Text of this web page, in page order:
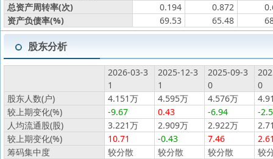
总资产周转率(次)
0.194 0.872
资产负债率(%)
69.53 65.48
股东分析
2026-03-3
1
2025-12-3
1
2025-09-3
0
0
股东人数(户)
4.151万 4.595万 4.576万
较上期变化(%)
-9.67 0.43 -6.94
-
人均流通股(股)
3.221万 2.909万 2.922万
较上期变化(%)
10.71 -0.43 7.46
筹码集中度
较分散 较分散 较分散
较